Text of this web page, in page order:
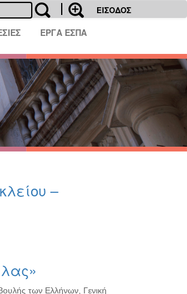
ΕΙΣΟΔΟΣ
ΕΡΓΑ ΕΣΠΑ
–
των Ελλήνων, Γενική